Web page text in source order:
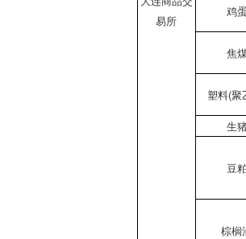
易所
鸡蛋
焦
塑料(聚
生
豆粕
棕榈